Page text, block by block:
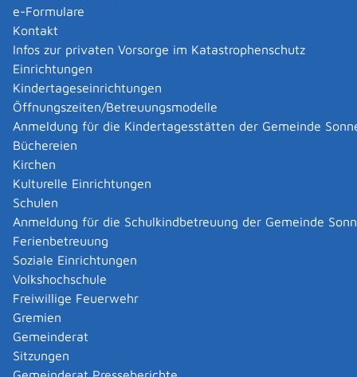
e-Formulare
Kontakt
Infos zur privaten Vorsorge im Katastrophenschutz
Einrichtungen
Kindertageseinrichtungen
Öffnungszeiten/Betreuungsmodelle
Anmeldung für die Kindertagesstätten der Gemeinde
Büchereien
Kirchen
Kulturelle Einrichtungen
Schulen
Anmeldung für die Schulkindbetreuung der Gemeinde
Ferienbetreuung
Soziale Einrichtungen
Volkshochschule
Freiwillige Feuerwehr
Gremien
Gemeinderat
Sitzungen